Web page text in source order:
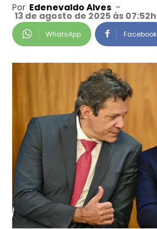
Por Edenevaldo Alves -
13 de agosto de 2025 às 07:52h
WhatsApp Facebook